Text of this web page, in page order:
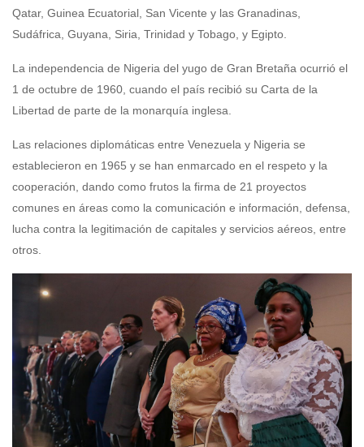
Qatar, Guinea Ecuatorial, San Vicente y las Granadinas,
Sudáfrica, Guyana, Siria, Trinidad y Tobago, y Egipto.
La independencia de Nigeria del yugo de Gran Bretaña ocurrió el
1 de octubre de 1960, cuando el país recibió su Carta de la
Libertad de parte de la monarquía inglesa.
Las relaciones diplomáticas entre Venezuela y Nigeria se
establecieron en 1965 y se han enmarcado en el respeto y la
cooperación, dando como frutos la firma de 21 proyectos
comunes en áreas como la comunicación e información, defensa,
lucha contra la legitimación de capitales y servicios aéreos, entre
otros.